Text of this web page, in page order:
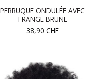
PERRUQUE ONDULÉE AVEC
FRANGE BRUNE
38,90 CHF